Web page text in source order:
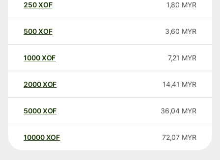
250XOF 1,80 MYR
500XOF 3,60 MYR
1000XOF 7,21 MYR
2000XOF 14,41 MYR
5000XOF 36,04 MYR
10000 XOF 72,07 MYR